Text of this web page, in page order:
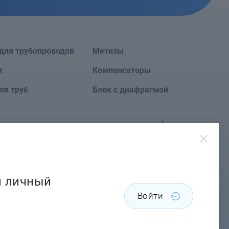
трубопроводов
труб
Метизы
Компенсаторы
Блок с диафрагмой
личный
Войти